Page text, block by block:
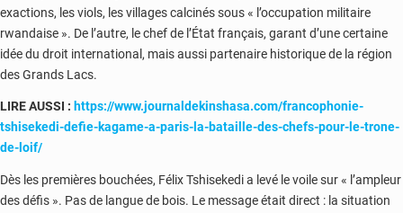
exactions, les viols, les villages calcinés sous « l’occupation militaire
rwandaise ». De l’autre, le chef de l’État français, garant d’une certaine
idée du droit international, mais aussi partenaire historique de la région
des Grands Lacs.
LIRE AUSSI : https://www.journaldekinshasa.com/francophonie-
tshisekedi-defie-kagame-a-paris-la-bataille-des-chefs-pour-le-trone-
de-loif/
Dès les premières bouchées, Félix Tshisekedi a levé le voile sur « l’ampleur
des défis ». Pas de langue de bois. Le message était direct : la situation